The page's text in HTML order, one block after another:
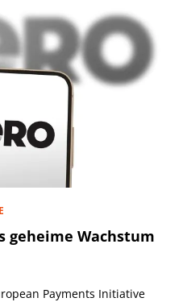
geheime Wachstum
Payments Initiative